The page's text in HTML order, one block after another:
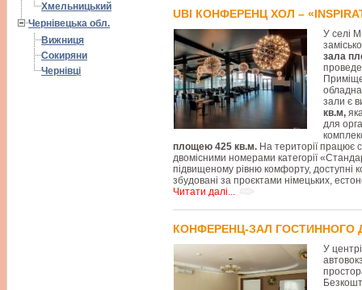
Хмельницький
Чернівецька обл.
Вижниця
Сокиряни
Чернівці
UBI КОНФЕРЕНЦ ХОЛ –
У селі
зала
зали є
кв.м,
для
площею 425 кв.м. На території працює
двомісними номерами категорії
підвищеному рівню комфорту, доступні
збудовані за проєктами німецьких,
Читати далі...
КОНФЕРЕНЦ-ЗАЛ ГОСТИННОГО
У